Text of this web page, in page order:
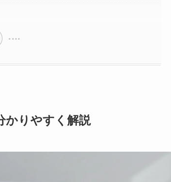
かりやすく解説